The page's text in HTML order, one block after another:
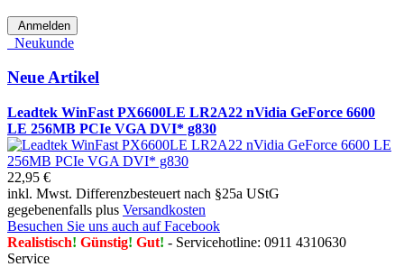
Anmelden
Neukunde
Neue Artikel
Leadtek WinFast PX6600LE LR2A22 nVidia GeForce 6600
LE 256MB PCIe VGA DVI* g830
22,95 €
inkl. Mwst. Differenzbesteuert nach §25a UStG
gegebenenfalls plus Versandkosten
Besuchen Sie uns auch auf Facebook
Realistisch! Günstig! Gut! - Servicehotline: 0911 4310630
Service